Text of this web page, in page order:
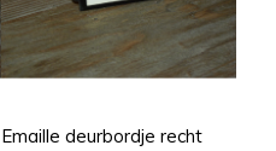
Emaille deurbordje recht